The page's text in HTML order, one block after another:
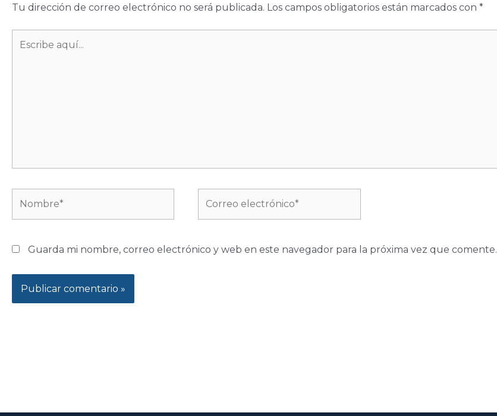
Tu dirección de correo electrónico no será publicada. Los campos obligatorios están marcados con *
aquí...
electrónico*
Guarda mi nombre, correo electrónico y web en este navegador para la próxima vez que comente.